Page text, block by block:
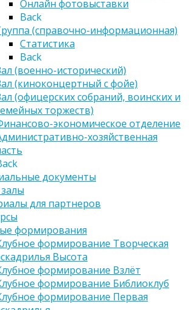
Онлайн фотовыставки
Back
(справочно-информационная)
Статистика
Back
(военно-исторический)
(киноконцертный с фойе)
(офицерских собраний, воинских и
торжеств)
экономическое отделение
хозяйственная
документы
для партнеров
формирования
формирование Творческая
Высота
формирование Взлёт
формирование Библиоклуб
формирование Первая